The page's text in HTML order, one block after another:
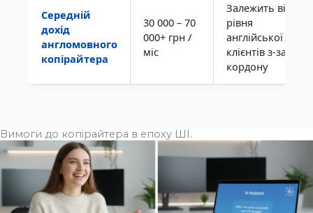
Середній
дохід
англомовного
копірайтера
30 000 – 70
000+ грн /
міс
Залежить від
рівня
англійської та
клієнтів з-за
кордону
Вимоги до копірайтера в епоху ШІ.